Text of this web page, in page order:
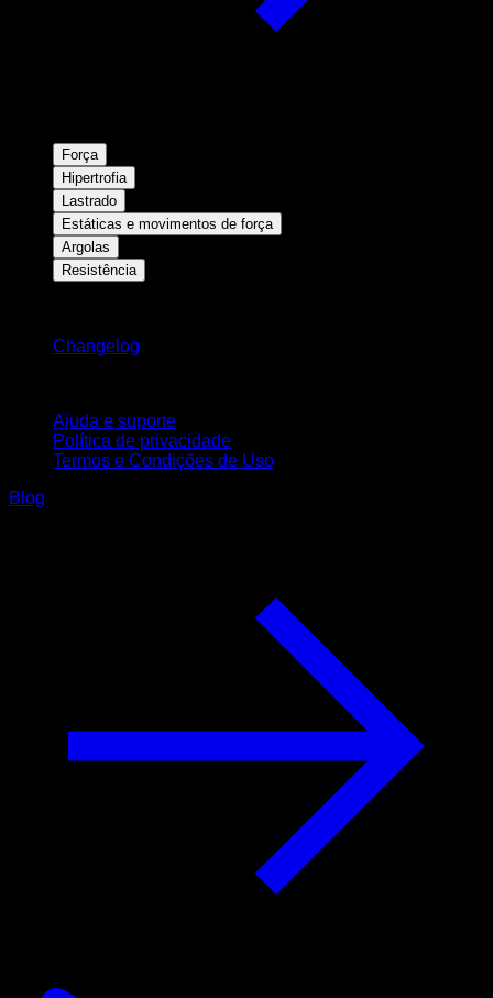
Força
Hipertrofia
Lastrado
Estáticas e movimentos de força
Argolas
Resistência
Changelog
Ajuda e suporte
Política de privacidade
Termos e Condições de Uso
Blog